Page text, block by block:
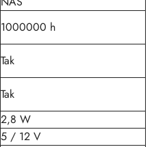
1000000 h
Tak
Tak
2,8 W
5 / 12 V